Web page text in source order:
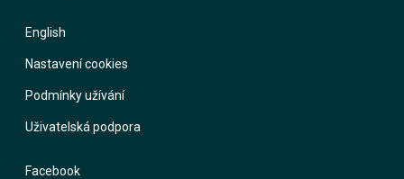
English
Nastavení cookies
Podmínky užívání
Uživatelská podpora
Facebook